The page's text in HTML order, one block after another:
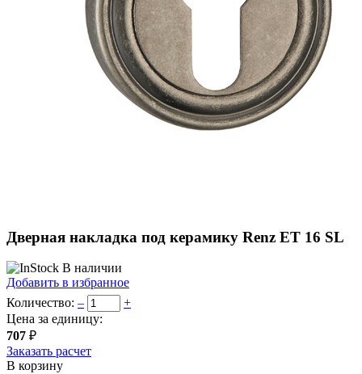
Дверная накладка под керамику Renz ET 16 SL
В наличии
Добавить в избранное
Количество: –
+
Цена за единицу:
707 ₽
Заказать расчет
В корзину